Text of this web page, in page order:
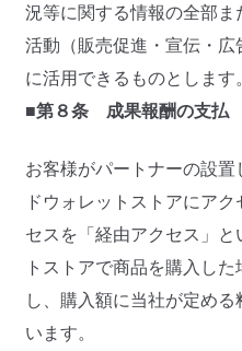
況等に関する情報の全部
活動（販売促進・宣伝・
に活用できるものとします。
■第８条 成果報酬の支払
お客様がパートナーの設
ドウォレットストアにア
セスを「経由アクセス」
トストアで商品を購入し
し、購入額に当社が定め
います。